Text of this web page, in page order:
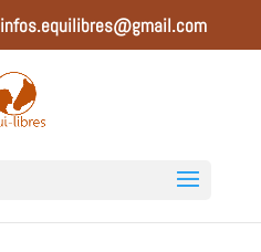
infos.equilibres@gmail.com